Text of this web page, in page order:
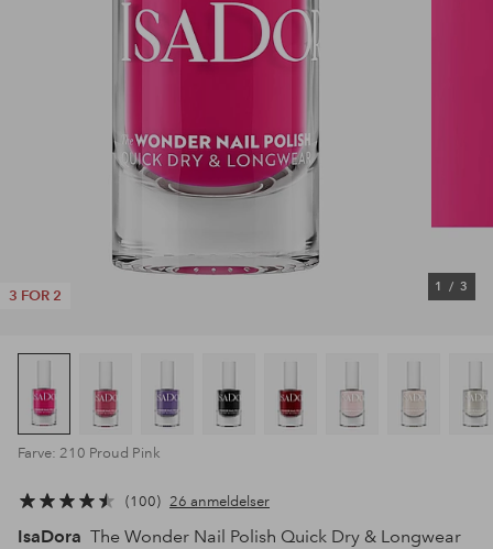
3 FOR 2
1 / 3
Farve: 210 Proud Pink
100 26 anmeldelser
IsaDora The Wonder Nail Polish Quick Dry & Longwear